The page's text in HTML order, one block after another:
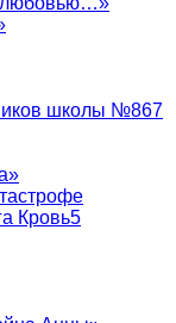
школы №867
Кровь5